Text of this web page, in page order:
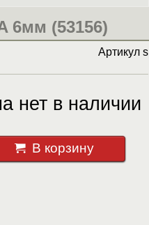
6мм (53156)
Артикулs
нет в наличии
В корзину